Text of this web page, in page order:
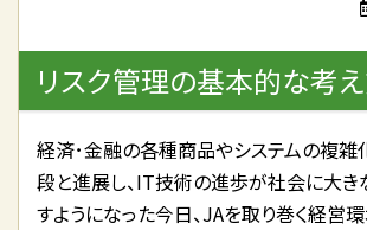
リスク管理の基本的な考
経済･金融の各種商品やシステムの複雑
段と進展し、IT技術の進歩が社会に大き
すようになった今日、JAを取り巻く経営